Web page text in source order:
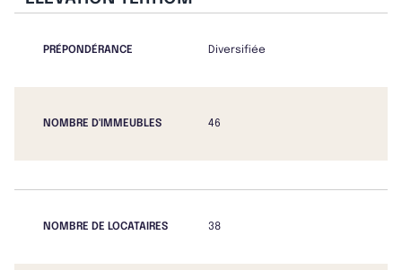
PRÉPONDÉRANCE Diversifiée
NOMBRE D'IMMEUBLES 46
NOMBRE DE LOCATAIRES 38